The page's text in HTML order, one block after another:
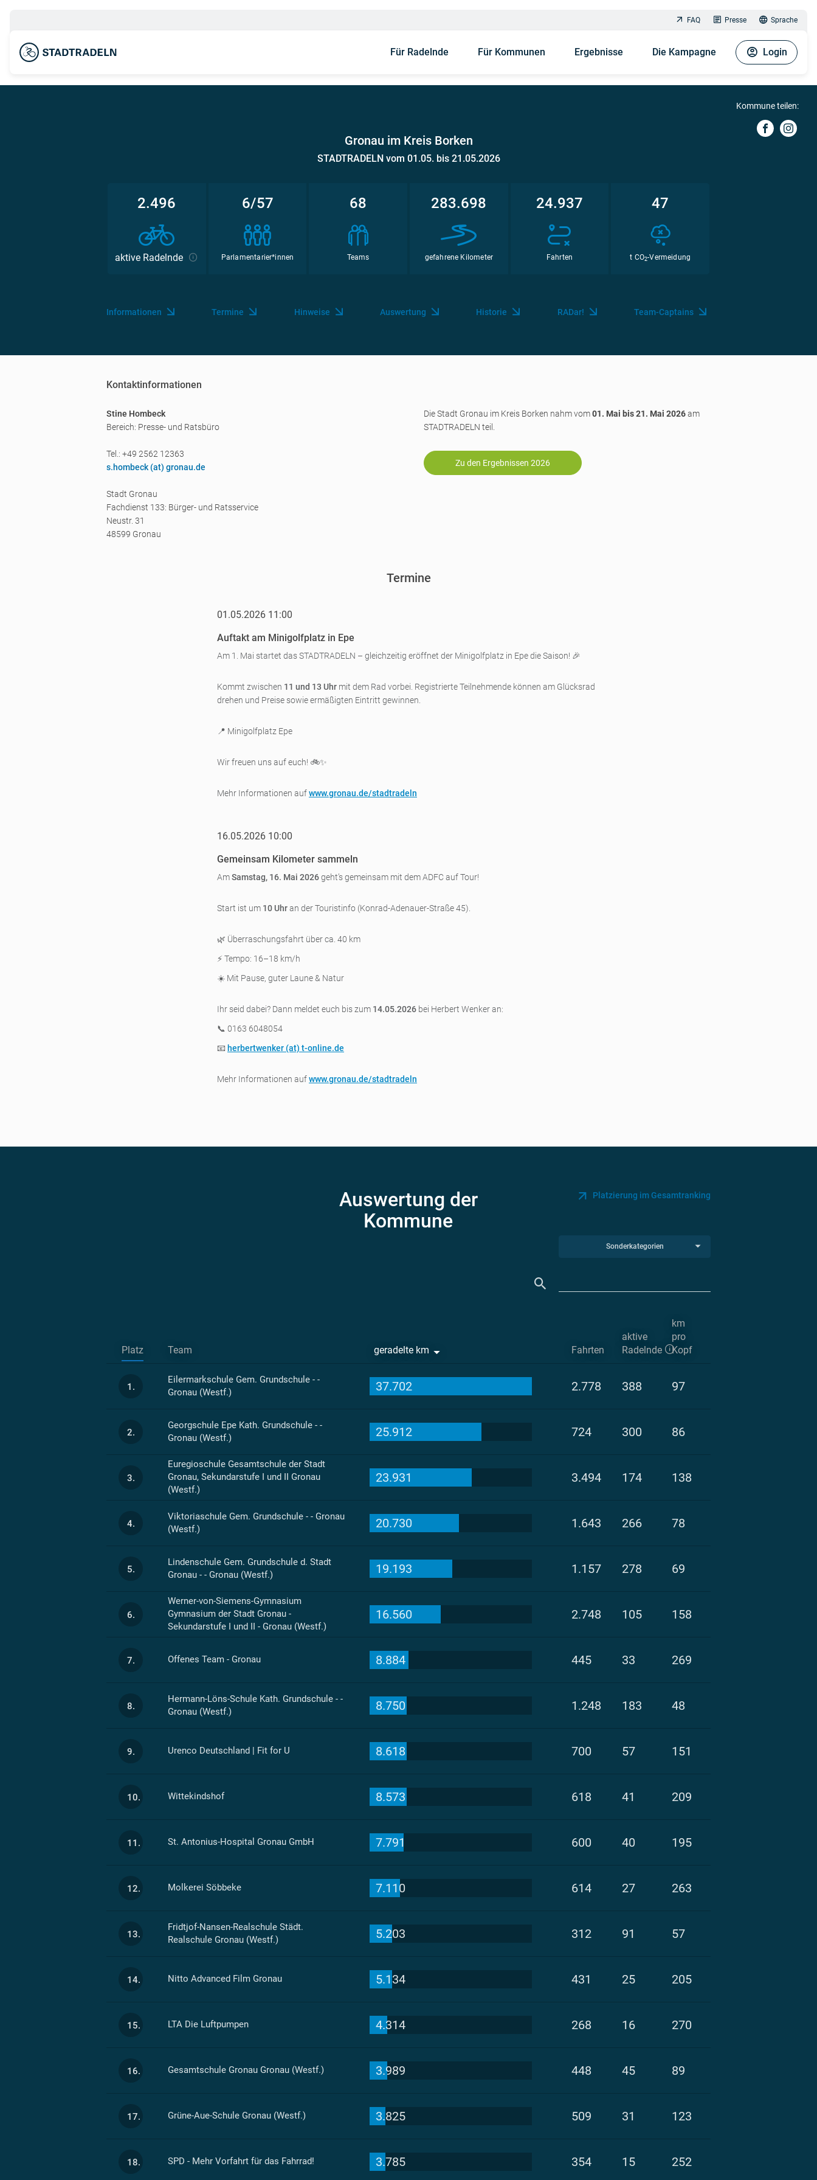
FAQ Presse Sprache
Für Radelnde Für Kommunen Ergebnisse Die Kampagne Login
Gronau im Kreis Borken
STADTRADELN vom 01.05. bis 21.05.2026
2.496
aktive Radelnde
6/57
Parlamentarier*innen
68
Teams
283.698
gefahrene Kilometer
24.937
Fahrten
47
t CO2-Vermeidung
Informationen Termine Hinweise Auswertung Historie RADar! Team-Captains
Kommune teilen:
Kontaktinformationen
Stine Hombeck
Bereich: Presse- und Ratsbüro
Tel.: +49 2562 12363
s.hombeck (at) gronau.de
Stadt Gronau
Fachdienst 133: Bürger- und Ratsservice
Neustr. 31
48599 Gronau
Die Stadt Gronau im Kreis Borken nahm vom01. Mai bis 21. Mai 2026am
STADTRADELN teil.
Zu den Ergebnissen 2026
Termine
01.05.2026 11:00
Auftakt am Minigolfplatz in Epe
Am 1. Mai startet das STADTRADELN – gleichzeitig eröffnet der Minigolfplatz in Epe die Saison! 🎉
Kommt zwischen 11 und 13 Uhr mit dem Rad vorbei. Registrierte Teilnehmende können am Glücksrad
drehen und Preise sowie ermäßigten Eintritt gewinnen.
📍 Minigolfplatz Epe
Wir freuen uns auf euch! 🚲✨
Mehr Informationen aufwww.gronau.de/stadtradeln
16.05.2026 10:00
Gemeinsam Kilometer sammeln
AmSamstag, 16. Mai 2026geht’s gemeinsam mit dem ADFC auf Tour!
Start ist um 10 Uhran der Touristinfo (Konrad-Adenauer-Straße 45).
🌿 Überraschungsfahrt über ca. 40 km
⚡ Tempo: 16–18 km/h
☀️ Mit Pause, guter Laune & Natur
Ihr seid dabei? Dann meldet euch bis zum 14.05.2026 bei Herbert Wenker an:
📞 0163 6048054
📧 herbertwenker (at) t-online.de
Mehr Informationen aufwww.gronau.de/stadtradeln
Auswertung der
Kommune
Platzierung im Gesamtranking
Sonderkategorien
Platz Team geradelte km Fahrten
aktive
Radelnde
km
pro
Kopf
1.
Eilermarkschule Gem. Grundschule - -
Gronau (Westf.)
37.702 2.778 388 97
2.
Georgschule Epe Kath. Grundschule - -
Gronau (Westf.)
25.912 724 300 86
3.
Euregioschule Gesamtschule der Stadt
Gronau, Sekundarstufe I und II Gronau
(Westf.)
23.931 3.494 174 138
4.
Viktoriaschule Gem. Grundschule - - Gronau
(Westf.)
20.730 1.643 266 78
5.
Lindenschule Gem. Grundschule d. Stadt
Gronau - - Gronau (Westf.)
19.193 1.157 278 69
6.
Werner-von-Siemens-Gymnasium
Gymnasium der Stadt Gronau -
Sekundarstufe I und II - Gronau (Westf.)
16.560 2.748 105 158
7. Offenes Team - Gronau 8.884 445 33 269
8.
Hermann-Löns-Schule Kath. Grundschule - -
Gronau (Westf.)
8.750 1.248 183 48
9. Urenco Deutschland | Fit for U 8.618 700 57 151
10. Wittekindshof 8.573 618 41 209
11. St. Antonius-Hospital Gronau GmbH 7.791 600 40 195
12. Molkerei Söbbeke 7.110 614 27 263
13.
Fridtjof-Nansen-Realschule Städt.
Realschule Gronau (Westf.)
5.203 312 91 57
14. Nitto Advanced Film Gronau 5.134 431 25 205
15. LTA Die Luftpumpen 4.314 268 16 270
16. Gesamtschule Gronau Gronau (Westf.) 3.989 448 45 89
17. Grüne-Aue-Schule Gronau (Westf.) 3.825 509 31 123
18. SPD - Mehr Vorfahrt für das Fahrrad! 3.785 354 15 252